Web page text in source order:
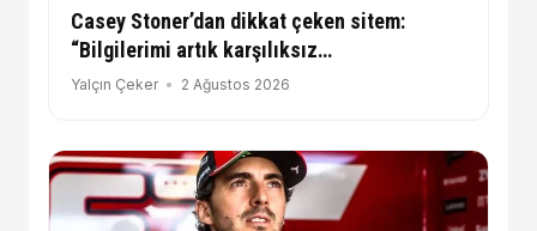
Casey Stoner’dan dikkat çeken sitem:
“Bilgilerimi artık karşılıksız
paylaşmayacağım”
Yalçın Çeker 2 Ağustos 2026